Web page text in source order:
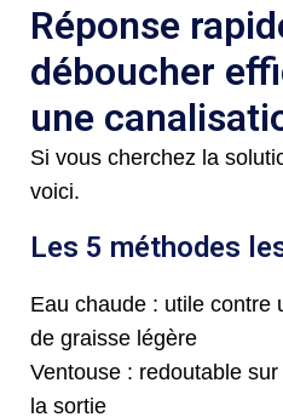
Réponse
déboucher
une
Si vous cherchez la
voici.
Les 5 méthodes
Eau chaude : utile contre
de graisse légère
Ventouse : redoutable
la sortie